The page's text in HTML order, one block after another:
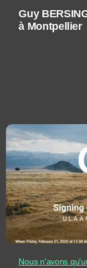
Guy
à Montpellier
Nous n'avons